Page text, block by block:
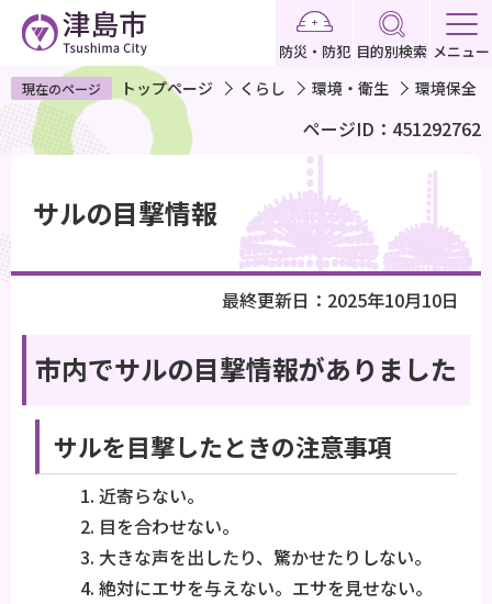
ペ
ー
ジ
で
す
防災・防犯 目的別検索 メニュー
現在のページ トップページ くらし 環境・衛生 環境保全
ページID：451292762
サルの目撃情報
最終更新日：2025年10月10日
市内でサルの目撃情報がありました
サルを目撃したときの注意事項
近寄らない。
目を合わせない。
大きな声を出したり、驚かせたりしない。
絶対にエサを与えない。エサを見せない。